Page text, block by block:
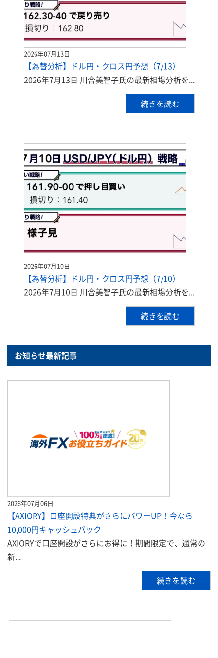
2026年07月13日
【為替分析】ドル円・クロス円予想（7/13）
2026年7月13日 川合美智子氏の最新相場分析を...
続きを読む
2026年07月10日
【為替分析】ドル円・クロス円予想（7/10）
2026年7月10日 川合美智子氏の最新相場分析を...
続きを読む
お知らせ最新記事
2026年07月06日
【AXIORY】口座開設特典がさらにパワーUP！今なら
10,000円キャッシュバック
AXIORYで口座開設がさらにお得に！期間限定で、通常の
新...
続きを読む